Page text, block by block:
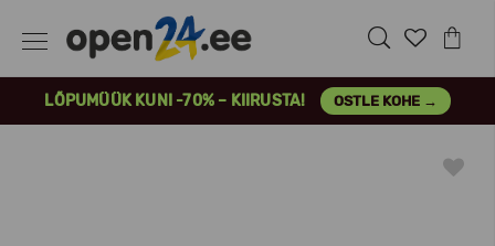
LÕPUMÜÜK KUNI -70% – KIIRUSTA! OSTLE KOHE →